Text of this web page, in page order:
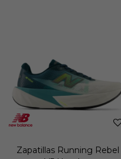
Zapatillas Running Rebel